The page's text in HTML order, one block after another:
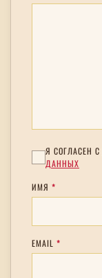
Я СОГЛАСЕН С
ДАННЫХ
ИМЯ *
EMAIL *